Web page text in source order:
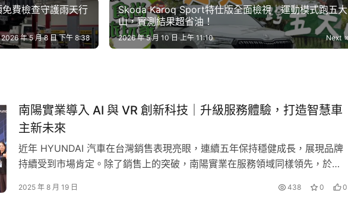
率的高度肯定。
變化，PORTER II預計7月將進行建議售價調整。HYUNDAI汽車提醒，有購
者，可把握價格調整前的入主時機，提前以現階段購車條件進行規劃，讓事業營
關鍵在於真正回應頭家最在意的需求：載得多、跑得省、用得安心，並能依照不
保障，協助車主提升營運效率、降低後續使用負擔。
應頭家實際需求
半級距中深受專業用戶信賴的商用車款。標準單廂鐵床手排車型具備10.3尺超
費檢查守護雨天行
2026 年 5 月 8 日 下午 8:38
Skoda Karoq Sport特仕版全面檢視│運動模式跑五大
山，實測結果超省油！
Next
2026 年 5 月 10 日 上午 11:10
南陽實業導入 AI 與 VR 創新科技｜升級服務體驗，打造智慧車
主新未來
近年 HYUNDAI 汽車在台灣銷售表現亮眼，連續五年保持穩健成長，展現品牌
持續受到市場肯定。除了銷售上的突破，南陽實業在服務領域同樣領先，於韓
數）評比中更已連續三年榮獲第一，證明南陽持續以顧客為中心，打造最值得
2025 年 8 月 19 日 438 0 0